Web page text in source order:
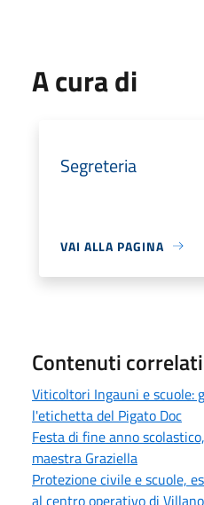
A cura di
Segreteria
VAI ALLA PAGINA
Contenuti correlati
Viticoltori Ingauni e scuole:
l'etichetta del Pigato Doc
Festa di fine anno
maestra Graziella
Protezione civile e scuole,
al centro operativo di